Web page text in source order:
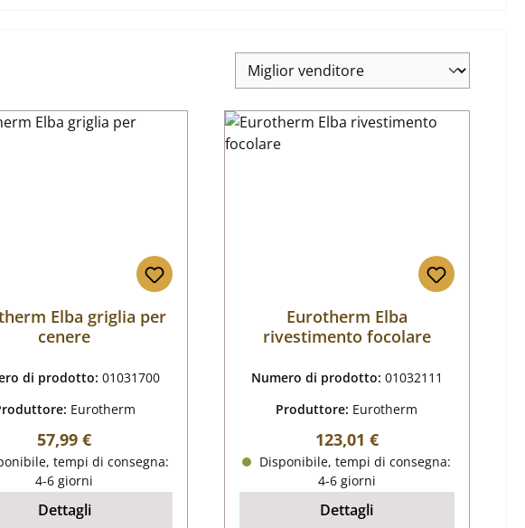
Elba griglia per
cenere
di prodotto:01031700
Eurotherm
Prezzo normale:
57,99 €
tempi di consegna:
4-6 giorni
Dettagli
Eurotherm Elba
rivestimento focolare
Numero di prodotto: 01032111
Produttore: Eurotherm
Prezzo normale:
123,01 €
Disponibile, tempi di consegna:
4-6 giorni
Dettagli